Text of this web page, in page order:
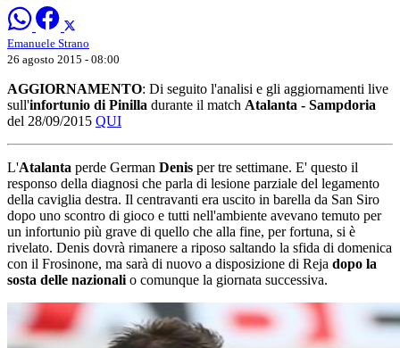
Emanuele Strano
26 agosto 2015 - 08:00
AGGIORNAMENTO: Di seguito l'analisi e gli aggiornamenti live
sull'infortunio di Pinilla durante il match Atalanta - Sampdoria
del 28/09/2015 QUI
L'Atalanta perde German Denis per tre settimane. E' questo il
responso della diagnosi che parla di lesione parziale del legamento
della caviglia destra. Il centravanti era uscito in barella da San Siro
dopo uno scontro di gioco e tutti nell'ambiente avevano temuto per
un infortunio più grave di quello che alla fine, per fortuna, si è
rivelato. Denis dovrà rimanere a riposo saltando la sfida di domenica
con il Frosinone, ma sarà di nuovo a disposizione di Reja dopo la
sosta delle nazionali o comunque la giornata successiva.